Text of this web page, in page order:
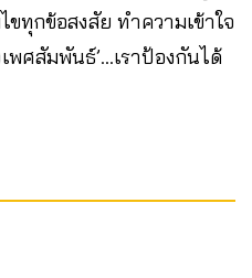
ขทุกข้อสงสัย ทำความเข้าใจ
พศสัมพันธ์’…เราป้องกันได้